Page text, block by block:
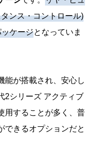
ンス・コントロール)
ケージとなっていま
能が搭載され、安心し
2シリーズ アクティブ
用することが多く、普
できるオプションだと